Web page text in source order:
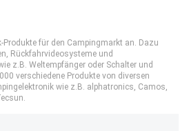
Produkte für den Campingmarkt an. Dazu
Rückfahrvideosysteme und
z.B. Weltempfänger oder Schalter und
verschiedene Produkte von diversen
wie z.B. alphatronics, Camos,